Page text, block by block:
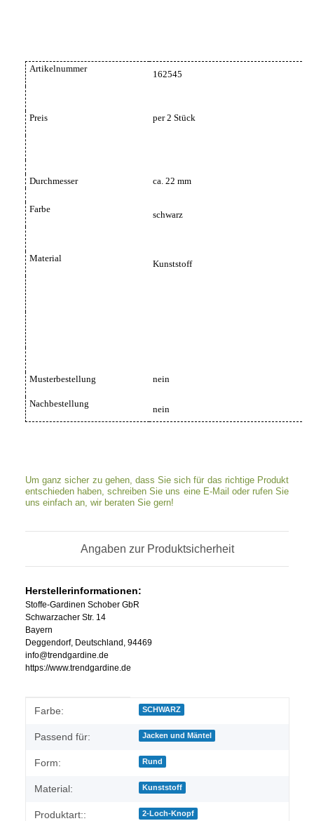
Artikelnummer
162545
Preis per 2 Stück
Durchmesser ca. 22 mm
Farbe
schwarz
Material
Kunststoff
Musterbestellung nein
Nachbestellung
nein
Um ganz sicher zu gehen, dass Sie sich für das richtige Produkt
entschieden haben, schreiben Sie uns eine E-Mail oder rufen Sie
uns einfach an, wir beraten Sie gern!
Angaben zur Produktsicherheit
Herstellerinformationen:
Stoffe-Gardinen Schober GbR
Schwarzacher Str. 14
Bayern
Deggendorf, Deutschland, 94469
info@trendgardine.de
https://www.trendgardine.de
Produkteigenschaft
Wert
Farbe: SCHWARZ
Passend für: Jacken und Mäntel
Form: Rund
Material: Kunststoff
Produktart:: 2-Loch-Knopf